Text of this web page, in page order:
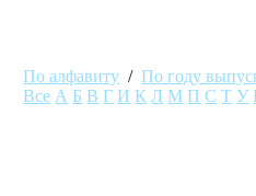
По алфавиту /По году
Все А Б В Г И К Л М П С Т У